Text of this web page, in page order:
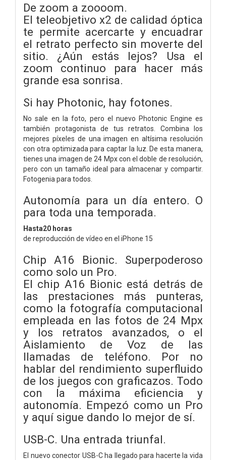
De zoom a zoooom.
El teleobjetivo x2 de calidad óptica
te permite acercarte y encuadrar
el retrato perfecto sin moverte del
sitio. ¿Aún estás lejos? Usa el
zoom continuo para hacer más
grande esa sonrisa.
Si hay Photonic, hay fotones.
No sale en la foto, pero el nuevo Photonic Engine es
también protagonista de tus retratos. Combina los
mejores píxeles de una imagen en altísima resolución
con otra optimizada para captar la luz. De esta manera,
tienes una imagen de 24 Mpx con el doble de resolución,
pero con un tamaño ideal para almacenar y compartir.
Fotogenia para todos.
Autonomía para un día entero. O
para toda una temporada.
Hasta20 horas
de reproducción de vídeo en el iPhone 15
Chip A16 Bionic. Superpoderoso
como solo un Pro.
El chip A16 Bionic está detrás de
las prestaciones más punteras,
como la fotografía computacional
empleada en las fotos de 24 Mpx
y los retratos avanzados, o el
Aislamiento de Voz de las
llamadas de teléfono. Por no
hablar del rendimiento superfluido
de los juegos con graficazos. Todo
con la máxima eficiencia y
autonomía. Empezó como un Pro
y aquí sigue dando lo mejor de sí.
USB-C. Una entrada triunfal.
El nuevo conector USB-C ha llegado para hacerte la vida